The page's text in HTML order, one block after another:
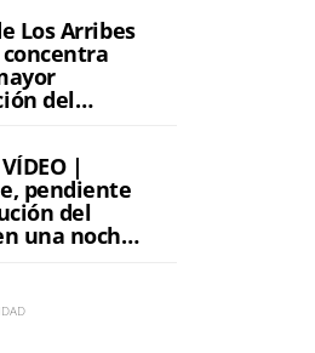
Los Arribes
del
|
pendiente
del
una noche